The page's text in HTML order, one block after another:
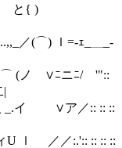
=-ｪ_＿_-
∨ﾆニﾆ/ '"::
イ ∨ア／:: :: ::
／／:.':: :: :: ::